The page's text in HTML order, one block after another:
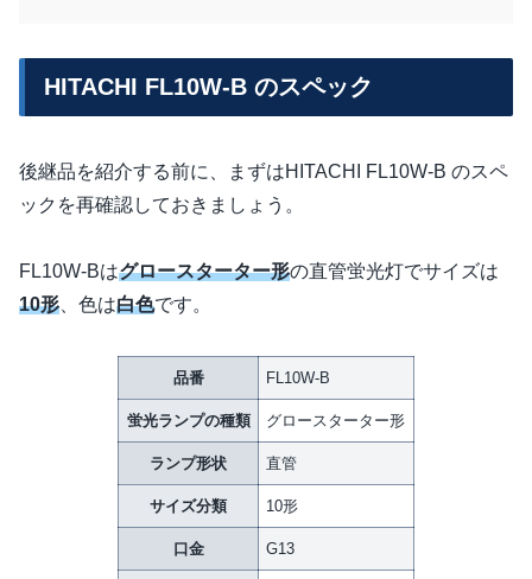
HITACHI FL10W-B のスペック
後継品を紹介する前に、まずはHITACHI FL10W-B のスペ
ックを再確認しておきましょう。
FL10W-Bはグロースターター形の直管蛍光灯でサイズは
10形 、色は白色です。
品番 FL10W-B
蛍光ランプの種類 グロースターター形
ランプ形状 直管
サイズ分類 10形
口金 G13